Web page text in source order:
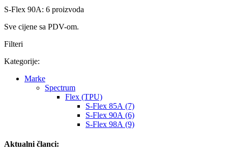
S-Flex 90A: 6 proizvoda
Sve cijene sa PDV-om.
Filteri
Kategorije:
Marke
Spectrum
Flex (TPU)
S-Flex 85A (7)
S-Flex 90A (6)
S-Flex 98A (9)
Aktualni članci: